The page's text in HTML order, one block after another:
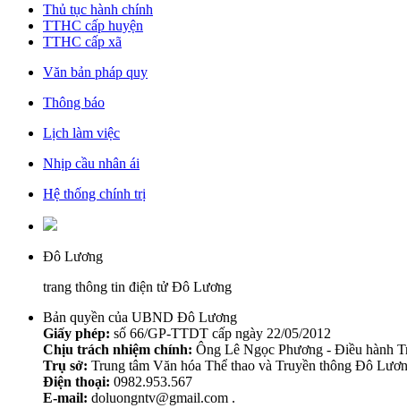
Thủ tục hành chính
TTHC cấp huyện
TTHC cấp xã
Văn bản pháp quy
Thông báo
Lịch làm việc
Nhịp cầu nhân ái
Hệ thống chính trị
Đô Lương
trang thông tin điện tử Đô Lương
Bản quyền của UBND Đô Lương
Giấy phép: số 66/GP-TTDT cấp ngày 22/05/2012
Chịu trách nhiệm chính: Ông Lê Ngọc Phương - Điều hành
Trụ sở: Trung tâm Văn hóa Thể thao và Truyền thông Đô
Điện thoại: 0982.953.567
E-mail: doluongntv@gmail.com .